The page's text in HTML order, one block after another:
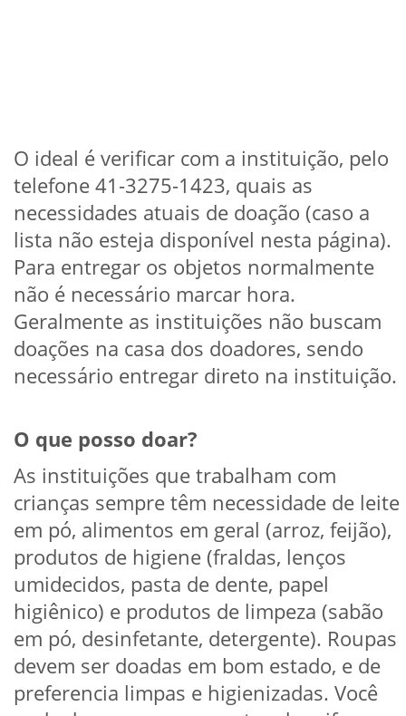
O ideal é verificar com a instituição, pelo
telefone 41-3275-1423, quais as
necessidades atuais de doação (caso a
lista não esteja disponível nesta página).
Para entregar os objetos normalmente
não é necessário marcar hora.
Geralmente as instituições não buscam
doações na casa dos doadores, sendo
necessário entregar direto na instituição.
O que posso doar?
As instituições que trabalham com
crianças sempre têm necessidade de leite
em pó, alimentos em geral (arroz, feijão),
produtos de higiene (fraldas, lenços
umidecidos, pasta de dente, papel
higiênico) e produtos de limpeza (sabão
em pó, desinfetante, detergente). Roupas
devem ser doadas em bom estado, e de
preferencia limpas e higienizadas. Você